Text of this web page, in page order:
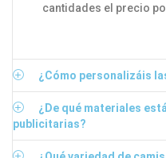
cantidades el precio
¿Cómo personalizáis
¿De qué materiales
publicitarias?